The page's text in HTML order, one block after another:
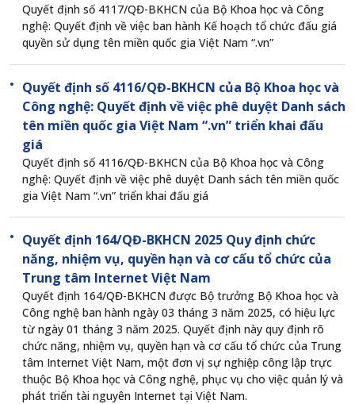
Quyết định số 4117/QĐ-BKHCN của Bộ Khoa học và Công
nghệ: Quyết định về việc ban hành Kế hoạch tổ chức đấu giá
quyền sử dụng tên miền quốc gia Việt Nam “.vn”
Quyết định số 4116/QĐ-BKHCN của Bộ Khoa học và
Công nghệ: Quyết định về việc phê duyệt Danh sách
tên miền quốc gia Việt Nam “.vn” triển khai đấu
giá
Quyết định số 4116/QĐ-BKHCN của Bộ Khoa học và Công
nghệ: Quyết định về việc phê duyệt Danh sách tên miền quốc
gia Việt Nam “.vn” triển khai đấu giá
Quyết định 164/QĐ-BKHCN 2025 Quy định chức
năng, nhiệm vụ, quyền hạn và cơ cấu tổ chức của
Trung tâm Internet Việt Nam
Quyết định 164/QĐ-BKHCN được Bộ trưởng Bộ Khoa học và
Công nghệ ban hành ngày 03 tháng 3 năm 2025, có hiệu lực
từ ngày 01 tháng 3 năm 2025. Quyết định này quy định rõ
chức năng, nhiệm vụ, quyền hạn và cơ cấu tổ chức của Trung
tâm Internet Việt Nam, một đơn vị sự nghiệp công lập trực
thuộc Bộ Khoa học và Công nghệ, phục vụ cho việc quản lý và
phát triển tài nguyên Internet tại Việt Nam.